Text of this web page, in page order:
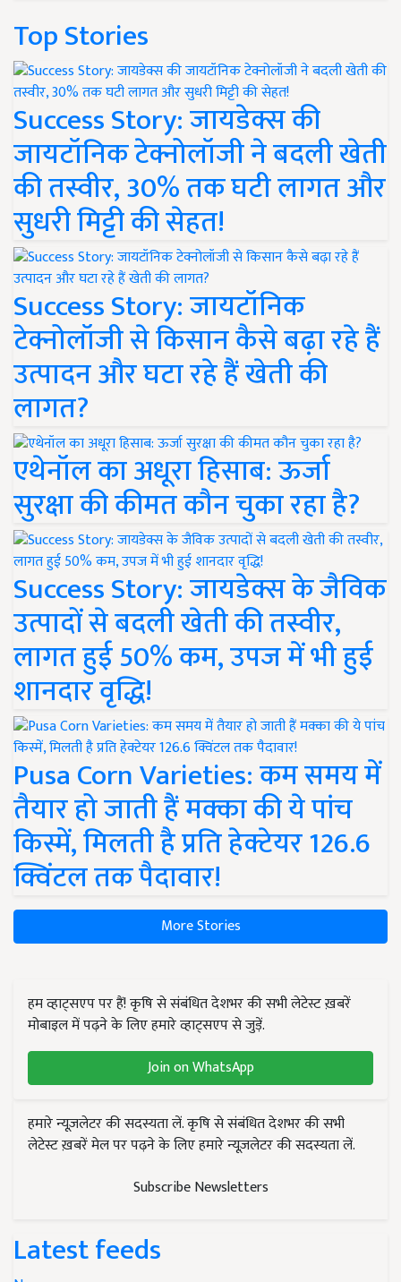
Top Stories
Success Story: जायडेक्स की
जायटॉनिक टेक्नोलॉजी ने बदली खेती
की तस्वीर, 30% तक घटी लागत और
सुधरी मिट्टी की सेहत!
Success Story: जायटॉनिक
टेक्नोलॉजी से किसान कैसे बढ़ा रहे हैं
उत्पादन और घटा रहे हैं खेती की
लागत?
एथेनॉल का अधूरा हिसाब: ऊर्जा
सुरक्षा की कीमत कौन चुका रहा है?
Success Story: जायडेक्स के जैविक
उत्पादों से बदली खेती की तस्वीर,
लागत हुई 50% कम, उपज में भी हुई
शानदार वृद्धि!
Pusa Corn Varieties: कम समय में
तैयार हो जाती हैं मक्का की ये पांच
किस्में, मिलती है प्रति हेक्टेयर 126.6
क्विंटल तक पैदावार!
More Stories
हम व्हाट्सएप पर हैं! कृषि से संबंधित देशभर की सभी लेटेस्ट ख़बरें
मोबाइल में पढ़ने के लिए हमारे व्हाट्सएप से जुड़ें.
Join on WhatsApp
हमारे न्यूज़लेटर की सदस्यता लें. कृषि से संबंधित देशभर की सभी
लेटेस्ट ख़बरें मेल पर पढ़ने के लिए हमारे न्यूज़लेटर की सदस्यता लें.
Subscribe Newsletters
Latest feeds